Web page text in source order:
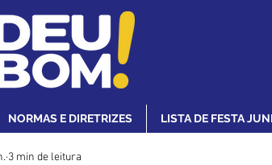
NORMAS E DIRETRIZES LISTA DE FESTA
3 min de leitura